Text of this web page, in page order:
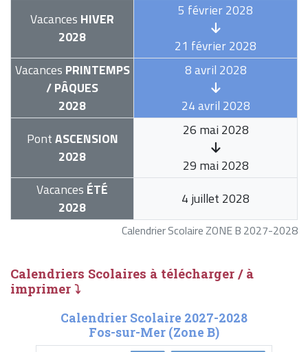
Calendrier Scolaire ZONE B 2027-2028
Vacances HIVER
2028
5 février 2028
21 février 2028
Vacances PRINTEMPS
/ PÂQUES
2028
8 avril 2028
24 avril 2028
PontASCENSION
2028
26 mai 2028
29 mai 2028
Vacances ÉTÉ
2028
4 juillet 2028
Calendriers Scolaires à télécharger / à
imprimer ⤵
Calendrier Scolaire 2027-2028
Fos-sur-Mer (Zone B)